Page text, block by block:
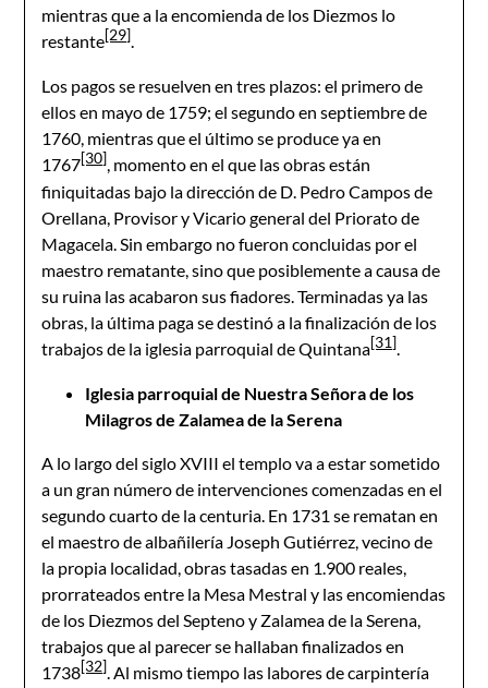
mientras que a la encomienda de los Diezmos lo
restante[29].
Los pagos se resuelven en tres plazos: el primero de
ellos en mayo de 1759; el segundo en septiembre de
1760, mientras que el último se produce ya en
1767[30], momento en el que las obras están
finiquitadas bajo la dirección de D. Pedro Campos de
Orellana, Provisor y Vicario general del Priorato de
Magacela. Sin embargo no fueron concluidas por el
maestro rematante, sino que posiblemente a causa de
su ruina las acabaron sus fiadores. Terminadas ya las
obras, la última paga se destinó a la finalización de los
trabajos de la iglesia parroquial de Quintana[31].
Iglesia parroquial de Nuestra Señora de los
Milagros de Zalamea de la Serena
A lo largo del siglo XVIII el templo va a estar sometido
a un gran número de intervenciones comenzadas en el
segundo cuarto de la centuria. En 1731 se rematan en
el maestro de albañilería Joseph Gutiérrez, vecino de
la propia localidad, obras tasadas en 1.900 reales,
prorrateados entre la Mesa Mestral y las encomiendas
de los Diezmos del Septeno y Zalamea de la Serena,
trabajos que al parecer se hallaban finalizados en
1738[32]. Al mismo tiempo las labores de carpintería